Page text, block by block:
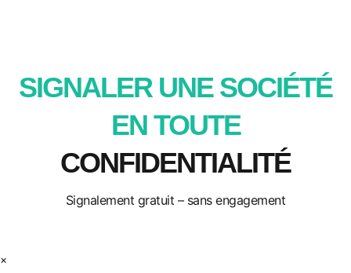
SIGNALER UNE SOCIÉTÉ
EN TOUTE
CONFIDENTIALITÉ
Signalement gratuit – sans engagement
×